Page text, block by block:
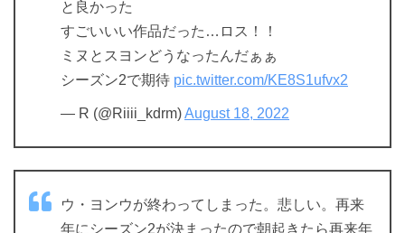
と良かった
すごいいい作品だった…ロス！！
ミヌとスヨンどうなったんだぁぁ
シーズン2で期待 pic.twitter.com/KE8S1ufvx2
— R (@Riiii_kdrm)August 18, 2022
ウ・ヨンウが終わってしまった。悲しい。再来
年にシーズン2が決まったので朝起きたら再来年